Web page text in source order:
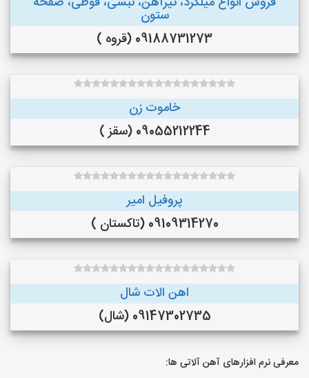
ستون
09188731273 (قروه )
خاموت زن
09055212244 (سقز )
پروفیل امیر
09109314270 (تاکستان )
اهن الات شال
09147302735 (شال)
معرفی نرم افزارهای آهن آلاتی ها: